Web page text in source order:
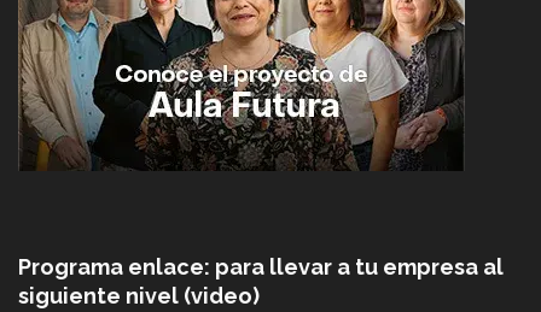
Programa enlace: para llevar a tu empresa al
siguiente nivel (video)